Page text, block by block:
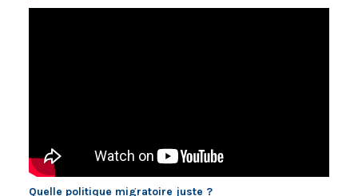
Quelle politique migratoire juste ?